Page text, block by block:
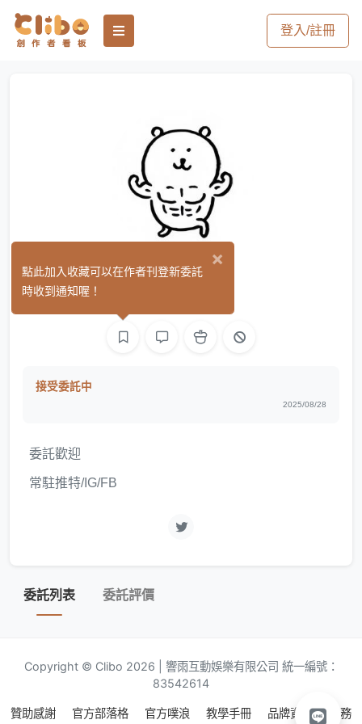
登入/註冊
海月 (0)
接受委託中
2025/08/28
委託歡迎
常駐推特/IG/FB
委託列表 委託評價
Copyright © Clibo 2026 | 響雨互動娛樂有限公司 統一編號：
83542614
贊助感謝 官方部落格 官方噗浪 教學手冊 品牌資源
服務
×
點此加入收藏可以在作者刊登新委託
時收到通知喔！